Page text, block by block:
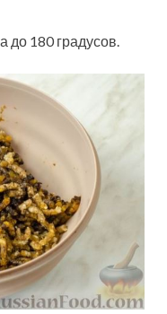
до 180 градусов.